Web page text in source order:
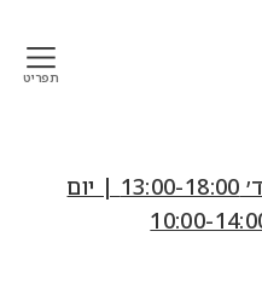
תפריט
שעות פתיחה: יום ג׳-יום ד׳ 13:00-18:00 | יום